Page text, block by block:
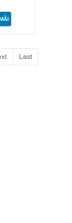
Last